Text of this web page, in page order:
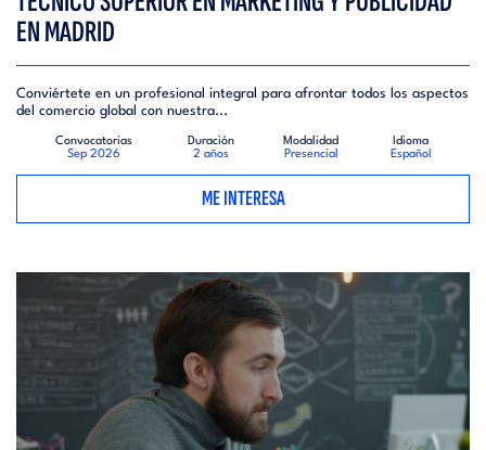
EN MADRID
Conviértete en un profesional integral para afrontar todos los aspectos
del comercio global con nuestra...
Convocatorias
Sep 2026
Duración
2 años
Modalidad
Presencial
Idioma
Español
ME INTERESA